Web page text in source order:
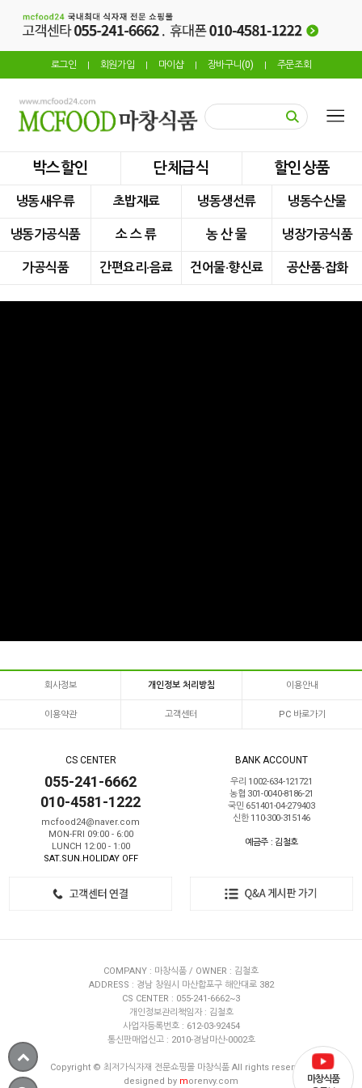
로그인 회원가입 마이샵 장바구니(0) 주문조회
박스할인 단체급식 할인상품
냉동새우류 초밥재료 냉동생선류 냉동수산물
냉동가공식품 소 스 류 농 산 물 냉장가공식품
가공식품 간편요리·음료 건어물·향신료 공산품·잡화
회사정보 개인정보 처리방침 이용안내
이용약관 고객센터 PC 바로가기
CS CENTER
055-241-6662
010-4581-1222
mcfood24@naver.com
MON-FRI 09:00 - 6:00
LUNCH 12:00 - 1:00
SAT.SUN.HOLIDAY OFF
BANK ACCOUNT
우리 1002-634-121721
농협 301-0040-8186-21
국민 651401-04-279403
신한 110-300-315146
예금주 : 김철호
COMPANY : 마창식품 / OWNER : 김철호
ADDRESS : 경남 창원시 마산합포구 해안대로 382
CS CENTER : 055-241-6662~3
개인정보관리책임자 : 김철호
사업자등록번호 : 612-03-92454
통신판매업신고 : 2010-경남마산-0002호
Copyright © 최저가식자재 전문쇼핑몰 마창식품 All rights reserved.
designed by morenvy.com
마창식품